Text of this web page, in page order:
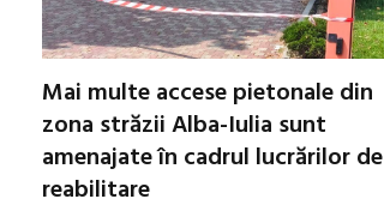
Mai multe accese pietonale din
zona străzii Alba-Iulia sunt
amenajate în cadrul lucrărilor de
reabilitare